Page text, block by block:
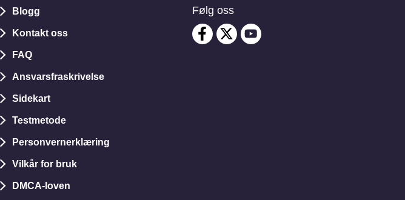
Blogg
Kontakt oss
FAQ
Ansvarsfraskrivelse
Sidekart
Testmetode
Personvernerklæring
Vilkår for bruk
DMCA-loven
Følg oss